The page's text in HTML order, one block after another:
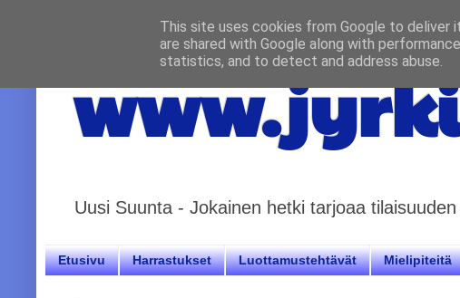
Uusi Suunta - Jokainen hetki tarjoaa
Etusivu Harrastukset Luottamustehtävät Mielipiteitä
This site uses cookies from Google to deliver
are shared with Google along with
statistics, and to detect and address abuse.